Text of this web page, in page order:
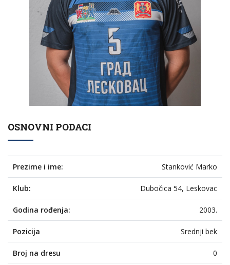
OSNOVNI PODACI
Prezime i ime: Stanković Marko
Klub: Dubočica 54, Leskovac
Godina rođenja: 2003.
Pozicija Srednji bek
Broj na dresu 0